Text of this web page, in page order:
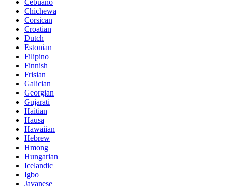
Cebuano
Chichewa
Corsican
Croatian
Dutch
Estonian
Filipino
Finnish
Frisian
Galician
Georgian
Gujarati
Haitian
Hausa
Hawaiian
Hebrew
Hmong
Hungarian
Icelandic
Igbo
Javanese